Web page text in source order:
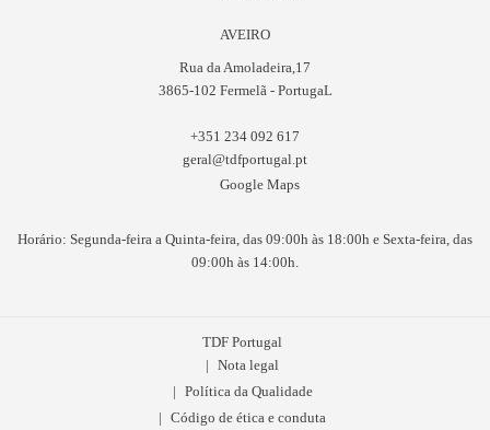
AVEIRO
Rua da Amoladeira,17
3865-102 Fermelã - PortugaL
+351 234 092 617
geral@tdfportugal.pt
Google Maps
Horário: Segunda-feira a Quinta-feira, das 09:00h às 18:00h e Sexta-feira, das
09:00h às 14:00h.
TDF Portugal
Nota legal
Política da Qualidade
Código de ética e conduta